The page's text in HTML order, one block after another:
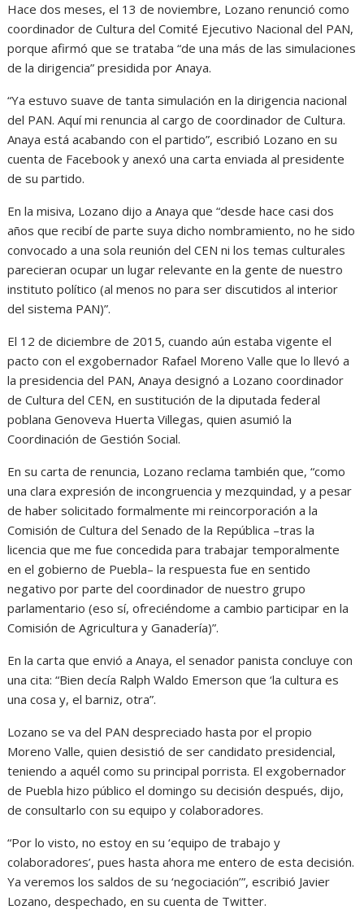
Hace dos meses, el 13 de noviembre, Lozano renunció como
coordinador de Cultura del Comité Ejecutivo Nacional del PAN,
porque afirmó que se trataba “de una más de las simulaciones
de la dirigencia” presidida por Anaya.
“Ya estuvo suave de tanta simulación en la dirigencia nacional
del PAN. Aquí mi renuncia al cargo de coordinador de Cultura.
Anaya está acabando con el partido”, escribió Lozano en su
cuenta de Facebook y anexó una carta enviada al presidente
de su partido.
En la misiva, Lozano dijo a Anaya que “desde hace casi dos
años que recibí de parte suya dicho nombramiento, no he sido
convocado a una sola reunión del CEN ni los temas culturales
parecieran ocupar un lugar relevante en la gente de nuestro
instituto político (al menos no para ser discutidos al interior
del sistema PAN)”.
El 12 de diciembre de 2015, cuando aún estaba vigente el
pacto con el exgobernador Rafael Moreno Valle que lo llevó a
la presidencia del PAN, Anaya designó a Lozano coordinador
de Cultura del CEN, en sustitución de la diputada federal
poblana Genoveva Huerta Villegas, quien asumió la
Coordinación de Gestión Social.
En su carta de renuncia, Lozano reclama también que, “como
una clara expresión de incongruencia y mezquindad, y a pesar
de haber solicitado formalmente mi reincorporación a la
Comisión de Cultura del Senado de la República –tras la
licencia que me fue concedida para trabajar temporalmente
en el gobierno de Puebla– la respuesta fue en sentido
negativo por parte del coordinador de nuestro grupo
parlamentario (eso sí, ofreciéndome a cambio participar en la
Comisión de Agricultura y Ganadería)”.
En la carta que envió a Anaya, el senador panista concluye con
una cita: “Bien decía Ralph Waldo Emerson que ‘la cultura es
una cosa y, el barniz, otra”.
Lozano se va del PAN despreciado hasta por el propio
Moreno Valle, quien desistió de ser candidato presidencial,
teniendo a aquél como su principal porrista. El exgobernador
de Puebla hizo público el domingo su decisión después, dijo,
de consultarlo con su equipo y colaboradores.
“Por lo visto, no estoy en su ‘equipo de trabajo y
colaboradores’, pues hasta ahora me entero de esta decisión.
Ya veremos los saldos de su ‘negociación’”, escribió Javier
Lozano, despechado, en su cuenta de Twitter.